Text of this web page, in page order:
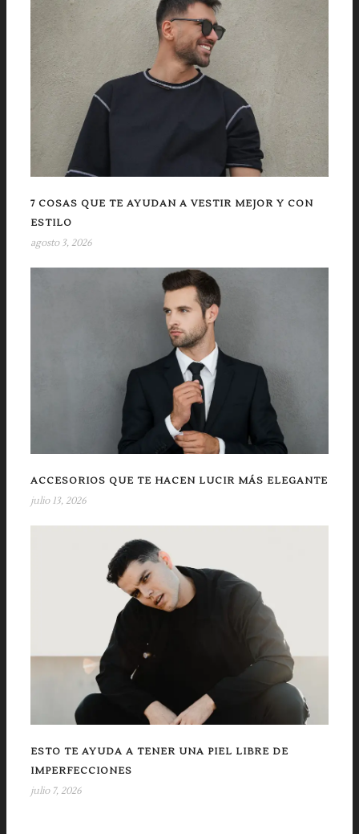
7 COSAS QUE TE AYUDAN A VESTIR MEJOR Y CON
ESTILO
agosto 3, 2026
ACCESORIOS QUE TE HACEN LUCIR MÁS ELEGANTE
julio 13, 2026
ESTO TE AYUDA A TENER UNA PIEL LIBRE DE
IMPERFECCIONES
julio 7, 2026